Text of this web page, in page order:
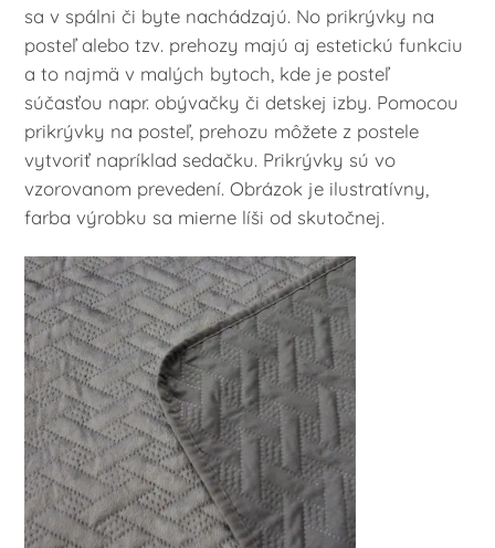
sa v spálni či byte nachádzajú. No prikrývky na
posteľ alebo tzv. prehozy majú aj estetickú funkciu
a to najmä v malých bytoch, kde je posteľ
súčasťou napr. obývačky či detskej izby. Pomocou
prikrývky na posteľ, prehozu môžete z postele
vytvoriť napríklad sedačku. Prikrývky sú vo
vzorovanom prevedení. Obrázok je ilustratívny,
farba výrobku sa mierne líši od skutočnej.